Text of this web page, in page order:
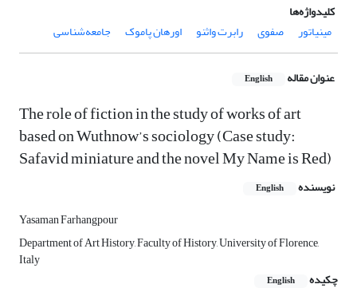
کلیدواژه‌ها
مینیاتور
صفوی رابرت واثنو اورهان پاموک جامعه‌شناسی
عنوان مقاله English
The role of fiction in the study of works of art
based on Wuthnow’s sociology (Case study:
Safavid miniature and the novel My Name is Red)
نویسنده English
Yasaman Farhangpour
Department of Art History, Faculty of History, University of Florence,
Italy
چکیده
English